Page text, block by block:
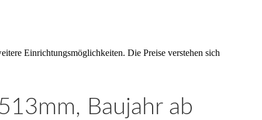
Einrichtungsmöglichkeiten. Die Preise verstehen sich
Baujahr ab